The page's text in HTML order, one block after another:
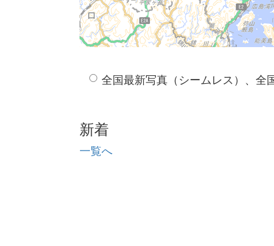
全国最新写真（シームレス）、全
新着
一覧へ